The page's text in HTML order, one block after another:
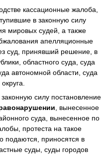
кассационные жалоба,
в законную силу
мировых судей, а также
апелляционные
суд, принявший решение, в
областного суда, суда
автономной области, суда
силу постановление
, вынесенное
суда, вынесенное по
протеста на такое
подаются, приносятся в
суды, суды городов